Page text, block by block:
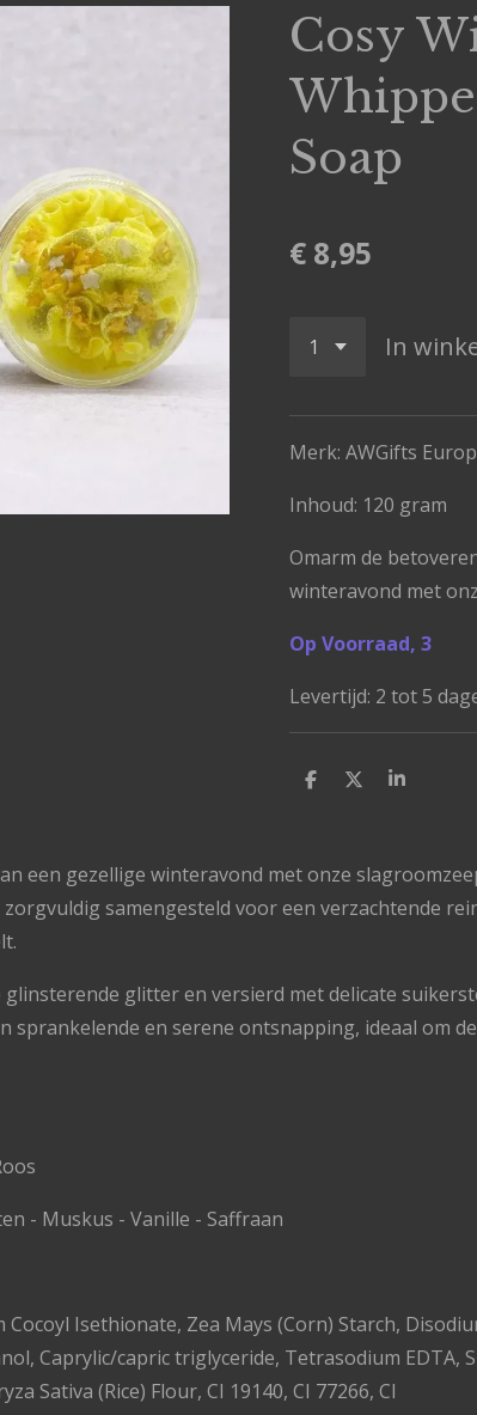
Cosy
Soap
€ 8,95
In
Merk: AWGifts
Inhoud: 120 gram
Omarm de
winteravond met
Op Voorraad, 3
Levertijd: 2 tot 5
D
D
S
een gezellige winteravond met onze
zorgvuldig samengesteld voor een verzachtende
glitter en versierd met delicate
sprankelende en serene ontsnapping, ideaal om
- Muskus - Vanille - Saffraan
Cocoyl Isethionate, Zea Mays (Corn) Starch,
Caprylic/capric triglyceride, Tetrasodium EDTA,
Sativa (Rice) Flour, CI 19140, CI 77266, CI